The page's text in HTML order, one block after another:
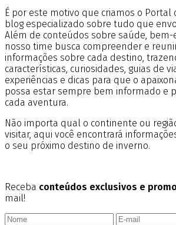
É por este motivo que criamos o Portal
blog especializado sobre tudo que
Além de conteúdos sobre saúde, bem-
nosso time busca compreender e
informações sobre cada destino,
características, curiosidades, guias de
experiências e dicas para que o
possa estar sempre bem informado e
cada aventura.
Não importa qual o continente ou
visitar, aqui você encontrará
o seu próximo destino de inverno.
Receba conteúdos exclusivos e
mail!